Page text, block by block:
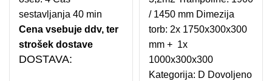
sestavljanja 40 min
Cena vsebuje ddv, ter
strošek dostave
DOSTAVA:
/ 1450 mm Dimezija
torb: 2x 1750x300x300
mm + 1x
1000x300x300
Kategorija: D Dovoljeno